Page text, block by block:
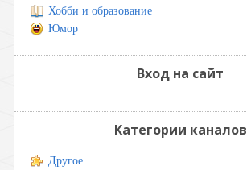
Хобби и образование
Юмор
Вход на сайт
Категории каналов
Другое